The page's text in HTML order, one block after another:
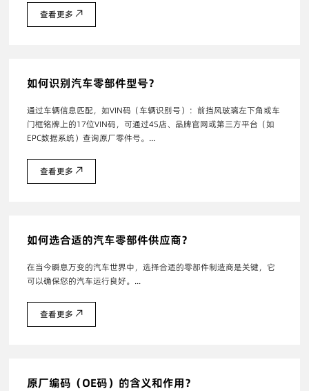
查看更多
如何识别汽车零部件型号？
通过车辆信息匹配，如VIN码（车辆识别号）：前挡风玻璃左下角或车
门框铭牌上的17位VIN码，可通过4S店、品牌官网或第三方平台（如
EPC数据系统）查询原厂零件号。...
查看更多
如何选合适的汽车零部件供应商？
在当今瞬息万变的汽车世界中，选择合适的零部件制造商是关键，它
可以确保您的汽车运行良好。...
查看更多
原厂编码（OE码）的含义和作用？